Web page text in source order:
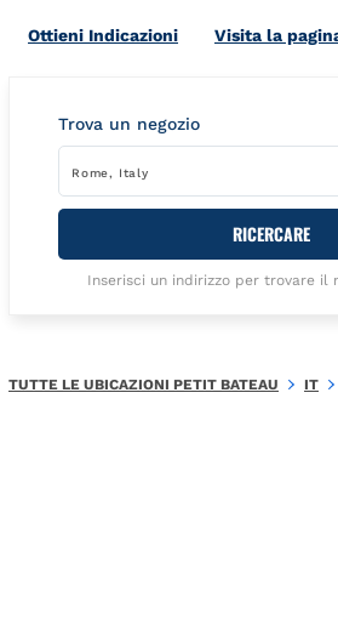
Ottieni IndicazioniLink Opens in New
Visita la
Trova un negozio
RICERCARE
Inserisci un indirizzo per trovare il
TUTTE LE UBICAZIONI PETIT BATEAU IT